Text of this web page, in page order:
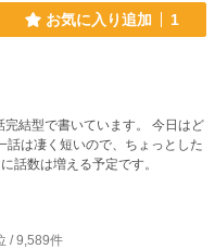
お気に入り追加 1
結型で書いています。 今日はど
める作品となっています。 徐々に話数は増える予定です。
/ 9,589件